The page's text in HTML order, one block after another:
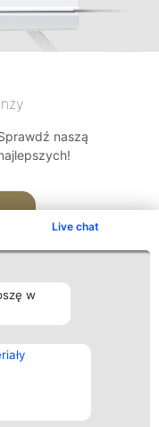
Live chat
w
naszą
Kontakt
Kontakt